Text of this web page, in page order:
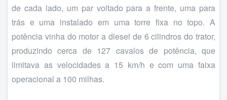
de cada lado, um par voltado para a frente, uma para
trás e uma instalado em uma torre fixa no topo. A
potência vinha do motor a diesel de 6 cilindros do trator,
produzindo cerca de 127 cavalos de potência, que
limitava as velocidades a 15 km/h e com uma faixa
operacional a 100 milhas.